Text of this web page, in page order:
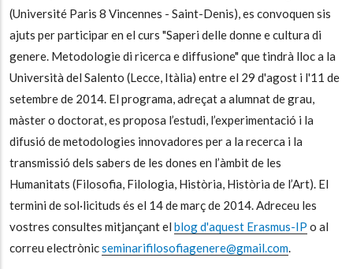
(Université Paris 8 Vincennes - Saint-Denis), es convoquen sis
ajuts per participar en el curs "Saperi delle donne e cultura di
genere. Metodologie di ricerca e diffusione" que tindrà lloc a la
Università del Salento (Lecce, Itàlia) entre el 29 d'agost i l'11 de
setembre de 2014. El programa, adreçat a alumnat de grau,
màster o doctorat, es proposa l’estudi, l’experimentació i la
difusió de metodologies innovadores per a la recerca i la
transmissió dels sabers de les dones en l’àmbit de les
Humanitats (Filosofia, Filologia, Història, Història de l’Art). El
termini de sol·licituds és el 14 de març de 2014. Adreceu les
vostres consultes mitjançant el blog d'aquest Erasmus-IP o al
correu electrònicseminarifilosofiagenere@gmail.com.